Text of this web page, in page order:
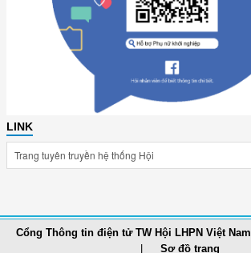
LINK
Cổng Thông tin điện tử TW Hội LHPN Việt Nam
Sơ đồ trang